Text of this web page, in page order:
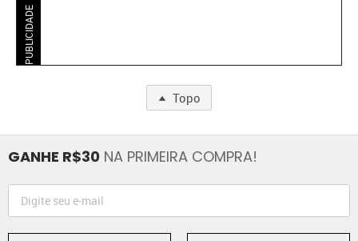
PUBLICIDADE
Topo
GANHE R$30 NA PRIMEIRA COMPRA!